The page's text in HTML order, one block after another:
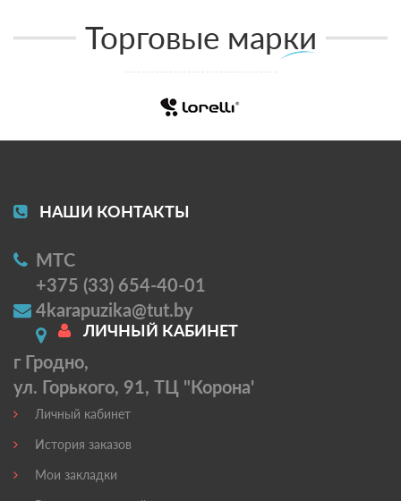
Торговые марки
НАШИ КОНТАКТЫ
МТС
+375 (33) 654-40-01
4karapuzika@tut.by
г Гродно,
ул. Горького, 91, ТЦ "Корона'
ЛИЧНЫЙ КАБИНЕТ
Личный кабинет
История заказов
Мои закладки